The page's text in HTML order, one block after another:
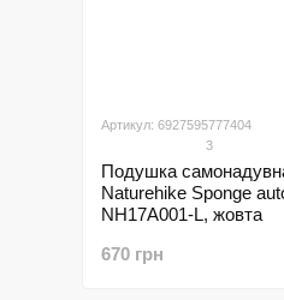
Артикул: 6927595777404
3
Подушка
Naturehike Sponge
NH17A001-L, жовта
670 грн